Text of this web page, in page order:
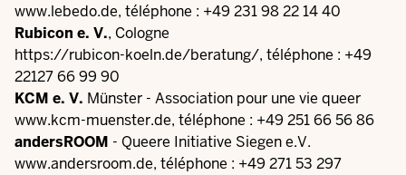
www.lebedo.de, téléphone : +49 231 98 22 14 40
Rubicon e. V., Cologne
https://rubicon-koeln.de/beratung/, téléphone : +49
22127 66 99 90
KCM e. V. Münster - Association pour une vie queer
www.kcm-muenster.de, téléphone : +49 251 66 56 86
andersROOM - Queere Initiative Siegen e.V.
www.andersroom.de, téléphone : +49 271 53 297